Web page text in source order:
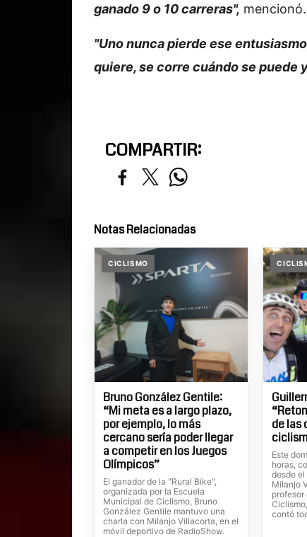
ganado 9 o 10 carreras", mencionó.
"Uno nunca pierde ese
quiere, se corre cuándo se puede
COMPARTIR:
Notas Relacionadas
CICLISMO
Bruno González Gentile:
“Mi meta es a largo plazo,
por ejemplo, lo más
cercano sería poder llegar
a competir en los Juegos
Olímpicos”
El ganador de la "Rural Bike",
organizada por la Escuela
Municipal de Ciclismo, Bruno
González Gentile mantuvo una
charla con Milanjo Villacorta, en el
móvil deportivo de RadioShow.
de las
Este
horas,
desde el
Milanjo
profesor
contó